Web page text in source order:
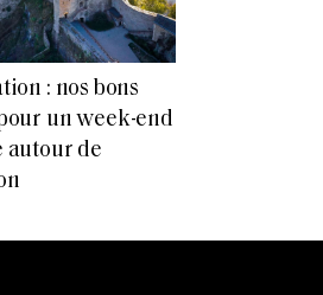
: nos bons
un week-end
autour de